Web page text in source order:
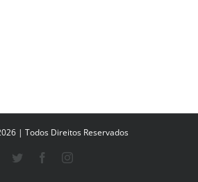
| Todos Direitos Reservados
Twitter FacebookInstagram